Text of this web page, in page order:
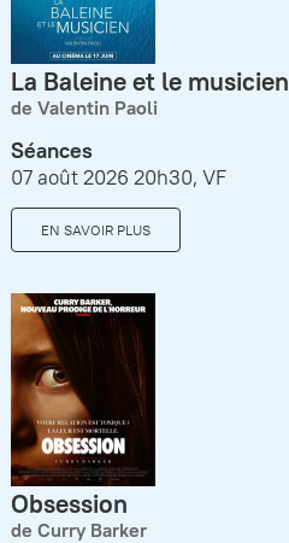
La Baleine et le musicien
de Valentin Paoli
Séances
07 août 2026 20h30, VF
EN SAVOIR PLUS
Obsession
de Curry Barker